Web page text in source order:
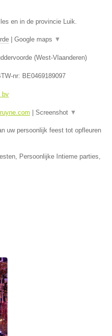
en in de provincie Luik.
Google maps ▼
(West-Vlaanderen)
nr: BE0469189097
bv
Screenshot ▼
uw persoonlijk feest tot opfleuren
Persoonlijke Intieme parties,